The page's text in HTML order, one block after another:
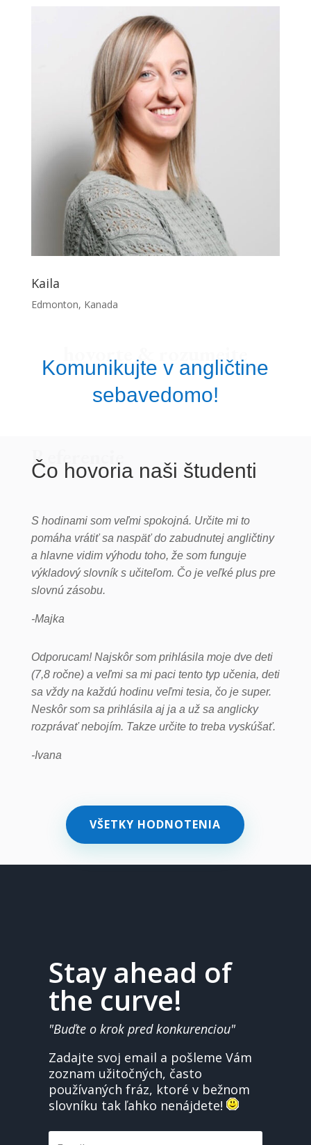
Kaila
Edmonton, Kanada
hovorte & rozumejte
Komunikujte v angličtine
sebavedomo!
Referencie
Čo hovoria naši študenti
S hodinami som veľmi spokojná. Určite mi to
pomáha vrátiť sa naspäť do zabudnutej angličtiny
a hlavne vidim výhodu toho, že som funguje
výkladový slovník s učiteľom. Čo je veľké plus pre
slovnú zásobu.
-Majka
Odporucam! Najskôr som prihlásila moje dve deti
(7,8 ročne) a veľmi sa mi paci tento typ učenia, deti
sa vždy na každú hodinu veľmi tesia, čo je super.
Neskôr som sa prihlásila aj ja a už sa anglicky
rozprávať nebojím. Takze určite to treba vyskúšať.
-Ivana
VŠETKY HODNOTENIA
Stay ahead of
the curve!
"Buďte o krok pred konkurenciou"
Zadajte svoj email a pošleme Vám
zoznam užitočných, často
používaných fráz, ktoré v bežnom
slovníku tak ľahko nenájdete!